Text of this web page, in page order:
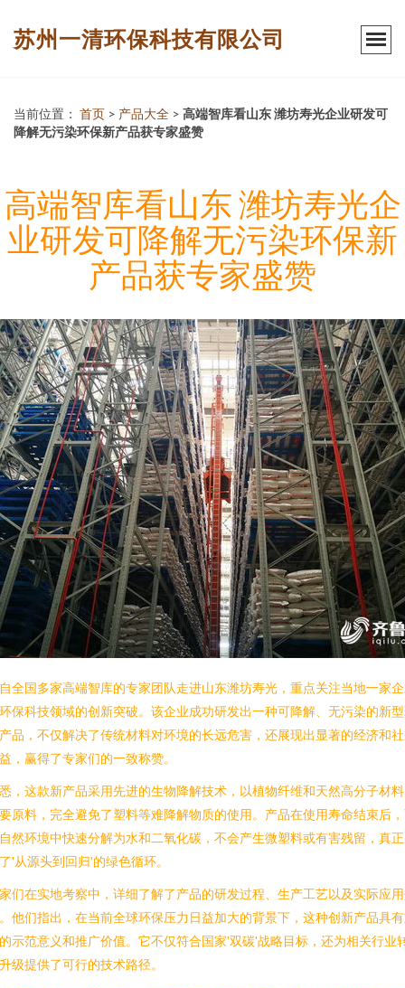
苏州一清环保科技有限公司
当前位置： 首页 > 产品大全 > 高端智库看山东 潍坊寿光企业研发可
降解无污染环保新产品获专家盛赞
高端智库看山东 潍坊寿光企
业研发可降解无污染环保新
产品获专家盛赞
全国多家高端智库的专家团队走进山东潍坊寿光，重点关注当地一家
保科技领域的创新突破。该企业成功研发出一种可降解、无污染的新
品，不仅解决了传统材料对环境的长远危害，还展现出显著的经济和
，赢得了专家们的一致称赞。
，这款新产品采用先进的生物降解技术，以植物纤维和天然高分子材
原料，完全避免了塑料等难降解物质的使用。产品在使用寿命结束后
然环境中快速分解为水和二氧化碳，不会产生微塑料或有害残留，真
'从源头到回归'的绿色循环。
们在实地考察中，详细了解了产品的研发过程、生产工艺以及实际应
他们指出，在当前全球环保压力日益加大的背景下，这种创新产品具
示范意义和推广价值。它不仅符合国家'双碳'战略目标，还为相关行业
级提供了可行的技术路径。